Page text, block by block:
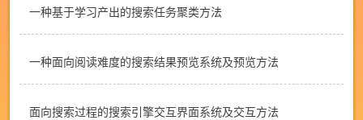
一种基于学习产出的搜索任务聚类方法
一种面向阅读难度的搜索结果预览系统及预览方法
面向搜索过程的搜索引擎交互界面系统及交互方法